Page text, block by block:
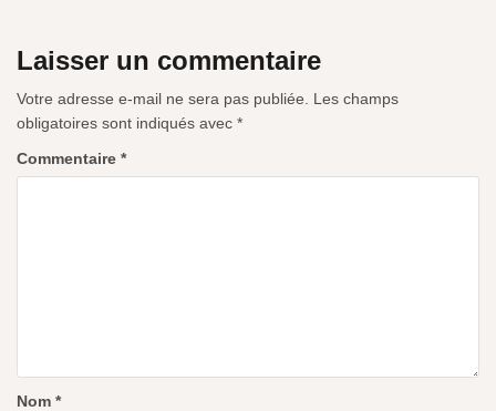
Laisser un commentaire
Votre adresse e-mail ne sera pas publiée.
Les champs
obligatoires sont indiqués avec *
Commentaire *
Nom *